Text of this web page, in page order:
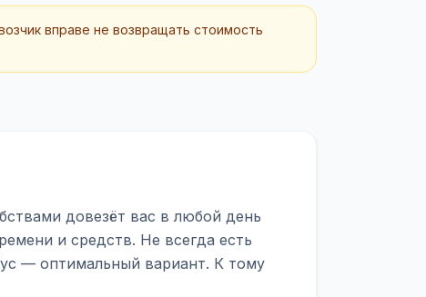
вправе не возвращать стоимость
довезёт вас в любой день
и средств. Не всегда есть
— оптимальный вариант. К тому